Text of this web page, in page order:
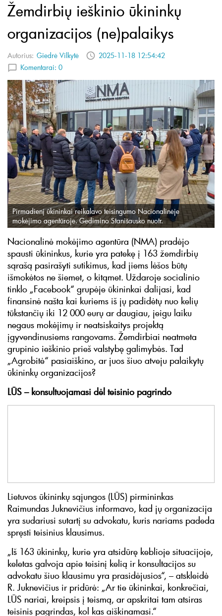
Žemdirbių ieškinio ūkininkų
organizacijos (ne)palaikys
Autorius: Giedrė Vilkytė
2025-11-18 12:54:42
Komentarai: 0
Pirmadienį ūkininkai reikalavo teisingumo Nacionalinėje
mokėjimo agentūroje. Gedimino Stanišausko nuotr.
Nacionalinė mokėjimo agentūra (NMA) pradėjo
spausti ūkininkus, kurie yra patekę į 163 žemdirbių
sąrašą pasirašyti sutikimus, kad jiems lėšos būtų
išmokėtos ne šiemet, o kitąmet. Uždaroje socialinio
tinklo „Facebook“ grupėje ūkininkai dalijasi, kad
finansinė našta kai kuriems iš jų padidėtų nuo kelių
tūkstančių iki 12 000 eurų ar daugiau, jeigu laiku
negaus mokėjimų ir neatsiskaitys projektą
įgyvendinusiems rangovams. Žemdirbiai neatmeta
grupinio ieškinio prieš valstybę galimybės. Tad
„Agrobitė“ pasiaiškino, ar juos šiuo atveju palaikytų
ūkininkų organizacijos?
LŪS – konsultuojamasi dėl teisinio pagrindo
Lietuvos ūkininkų sąjungos (LŪS) pirmininkas
Raimundas Juknevičius informavo, kad jų organizacija
yra sudariusi sutartį su advokatu, kuris nariams padeda
spręsti teisinius klausimus.
„Iš 163 ūkininkų, kurie yra atsidūrę keblioje situacijoje,
keletas galvoja apie teisinį kelią ir konsultacijos su
advokatu šiuo klausimu yra prasidėjusios“, – atskleidė
R. Juknevičius ir pridūrė: „Ar tie ūkininkai, konkrečiai,
LŪS nariai, kreipsis į teismą, ar apskritai tam atsiras
teisinis pagrindas, kol kas aiškinamasi.“